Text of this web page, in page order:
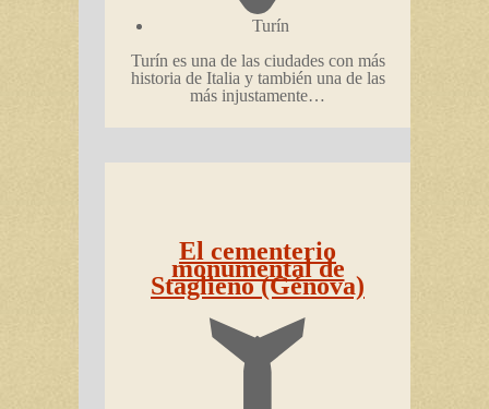
Turín
Turín es una de las ciudades con más
historia de Italia y también una de las
más injustamente…
El cementerio
monumental de
Staglieno (Génova)